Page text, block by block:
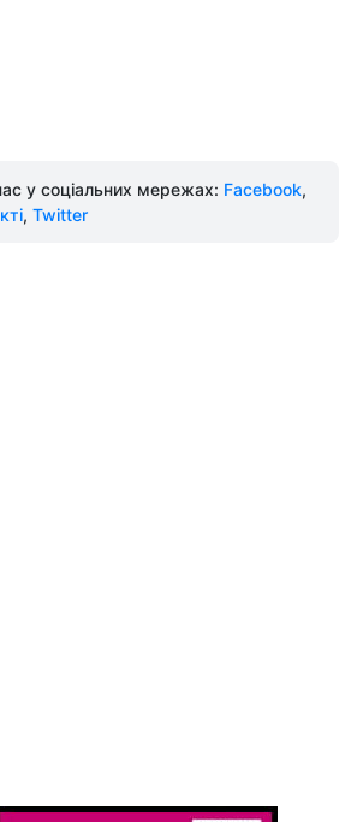
у соціальних мережах: Facebook,
, Twitter